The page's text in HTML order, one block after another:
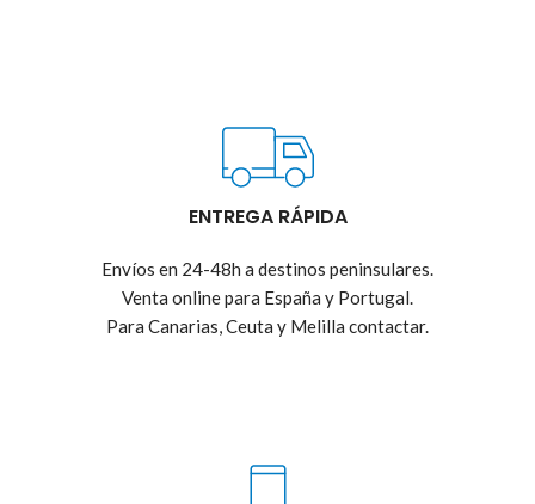
ENTREGA RÁPIDA
Envíos en 24-48h a destinos peninsulares.
Venta online para España y Portugal.
Para Canarias, Ceuta y Melilla contactar.